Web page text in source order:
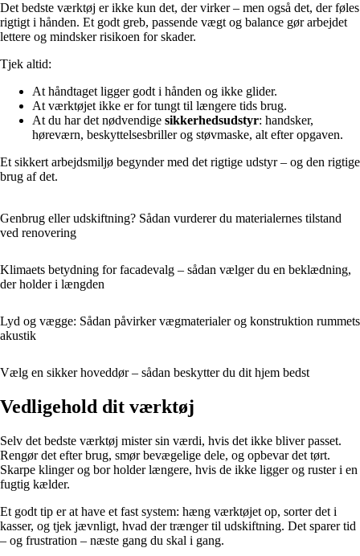
Det bedste værktøj er ikke kun det, der virker – men også det, der føles
rigtigt i hånden. Et godt greb, passende vægt og balance gør arbejdet
lettere og mindsker risikoen for skader.
Tjek altid:
At håndtaget ligger godt i hånden og ikke glider.
At værktøjet ikke er for tungt til længere tids brug.
At du har det nødvendige sikkerhedsudstyr: handsker,
høreværn, beskyttelsesbriller og støvmaske, alt efter opgaven.
Et sikkert arbejdsmiljø begynder med det rigtige udstyr – og den rigtige
brug af det.
Genbrug eller udskiftning? Sådan vurderer du materialernes tilstand
ved renovering
Klimaets betydning for facadevalg – sådan vælger du en beklædning,
der holder i længden
Lyd og vægge: Sådan påvirker vægmaterialer og konstruktion rummets
akustik
Vælg en sikker hoveddør – sådan beskytter du dit hjem bedst
Vedligehold dit værktøj
Selv det bedste værktøj mister sin værdi, hvis det ikke bliver passet.
Rengør det efter brug, smør bevægelige dele, og opbevar det tørt.
Skarpe klinger og bor holder længere, hvis de ikke ligger og ruster i en
fugtig kælder.
Et godt tip er at have et fast system: hæng værktøjet op, sorter det i
kasser, og tjek jævnligt, hvad der trænger til udskiftning. Det sparer tid
– og frustration – næste gang du skal i gang.